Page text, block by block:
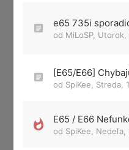
e65 735i
od MiLoSP, Utorok,
[E65/E66]
od SpiKee Streda,
E65 / E66
od SpiKee Nedeľa,